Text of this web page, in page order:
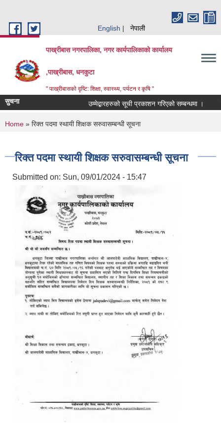
English नेपाली
पाख्रीबास नगरपालिका, नगर कार्यपालिकाको कार्यालय
,पाख्रीबास, धनकुटा
" पाख्रीबासको दृष्टि: शिक्षा, स्वास्थ्य, पर्यटन र कृषि "
सुचना उम्मेद्बारहरुको सूची प्रकाशन गरिएको सम्बन्धमा ।
You are here
Home » रिक्त पदमा स्थायी शिक्षक सरुवासम्बन्धी सूचना
रिक्त पदमा स्थायी शिक्षक सरुवासम्बन्धी सूचना
Submitted on: Sun, 09/01/2024 - 15:47